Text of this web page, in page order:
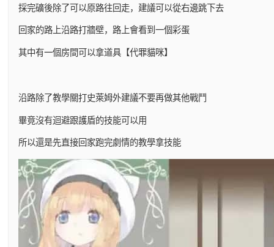
採完礦後除了可以原路往回走，建議可以從右邊跳下去
回家的路上沿路打牆壁，路上會看到一個彩蛋
其中有一個房間可以拿道具【代罪貓咪】
沿路除了教學關打史萊姆外建議不要再做其他戰鬥
畢竟沒有迴避跟護盾的技能可以用
所以還是先直接回家跑完劇情的教學拿技能